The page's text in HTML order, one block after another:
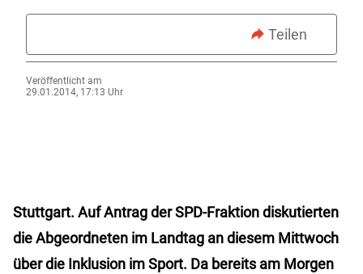
Teilen
Veröffentlicht am
29.01.2014, 17:13 Uhr
Stuttgart. Auf Antrag der SPD-Fraktion diskutierten
die Abgeordneten im Landtag an diesem Mittwoch
über die Inklusion im Sport. Da bereits am Morgen